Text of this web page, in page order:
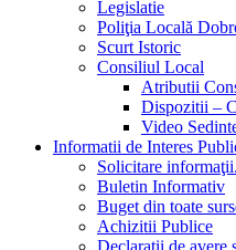
Legislatie
Poliţia Locală
Scurt Istoric
Consiliul Local
Atributii
Dispozitii –
Video
Informatii de Interes
Solicitare
Buletin Informativ
Buget din toate
Achizitii Publice
Declarații de avere